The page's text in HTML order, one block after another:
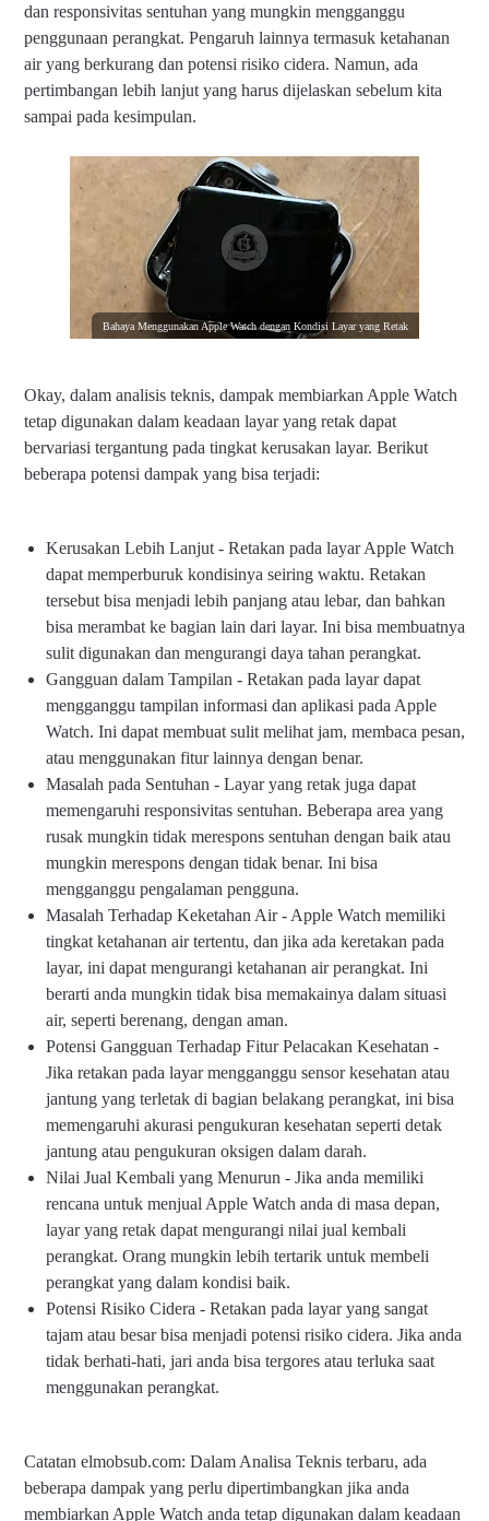
dan responsivitas sentuhan yang mungkin mengganggu
penggunaan perangkat. Pengaruh lainnya termasuk ketahanan
air yang berkurang dan potensi risiko cidera. Namun, ada
pertimbangan lebih lanjut yang harus dijelaskan sebelum kita
sampai pada kesimpulan.
Bahaya Menggunakan Apple Watch dengan Kondisi Layar yang Retak
Okay, dalam analisis teknis, dampak membiarkan Apple Watch
tetap digunakan dalam keadaan layar yang retak dapat
bervariasi tergantung pada tingkat kerusakan layar. Berikut
beberapa potensi dampak yang bisa terjadi:
Kerusakan Lebih Lanjut - Retakan pada layar Apple Watch
dapat memperburuk kondisinya seiring waktu. Retakan
tersebut bisa menjadi lebih panjang atau lebar, dan bahkan
bisa merambat ke bagian lain dari layar. Ini bisa membuatnya
sulit digunakan dan mengurangi daya tahan perangkat.
Gangguan dalam Tampilan - Retakan pada layar dapat
mengganggu tampilan informasi dan aplikasi pada Apple
Watch. Ini dapat membuat sulit melihat jam, membaca pesan,
atau menggunakan fitur lainnya dengan benar.
Masalah pada Sentuhan - Layar yang retak juga dapat
memengaruhi responsivitas sentuhan. Beberapa area yang
rusak mungkin tidak merespons sentuhan dengan baik atau
mungkin merespons dengan tidak benar. Ini bisa
mengganggu pengalaman pengguna.
Masalah Terhadap Keketahan Air - Apple Watch memiliki
tingkat ketahanan air tertentu, dan jika ada keretakan pada
layar, ini dapat mengurangi ketahanan air perangkat. Ini
berarti anda mungkin tidak bisa memakainya dalam situasi
air, seperti berenang, dengan aman.
Potensi Gangguan Terhadap Fitur Pelacakan Kesehatan -
Jika retakan pada layar mengganggu sensor kesehatan atau
jantung yang terletak di bagian belakang perangkat, ini bisa
memengaruhi akurasi pengukuran kesehatan seperti detak
jantung atau pengukuran oksigen dalam darah.
Nilai Jual Kembali yang Menurun - Jika anda memiliki
rencana untuk menjual Apple Watch anda di masa depan,
layar yang retak dapat mengurangi nilai jual kembali
perangkat. Orang mungkin lebih tertarik untuk membeli
perangkat yang dalam kondisi baik.
Potensi Risiko Cidera - Retakan pada layar yang sangat
tajam atau besar bisa menjadi potensi risiko cidera. Jika anda
tidak berhati-hati, jari anda bisa tergores atau terluka saat
menggunakan perangkat.
Catatan elmobsub.com: Dalam Analisa Teknis terbaru, ada
beberapa dampak yang perlu dipertimbangkan jika anda
membiarkan Apple Watch anda tetap digunakan dalam keadaan